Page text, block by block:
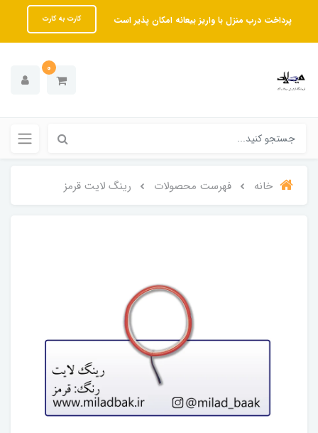
پرداخت درب منزل با واریز بیعانه امکان پذیر است کارت به کارت
0
خانه فهرست محصولات رینگ لایت قرمز